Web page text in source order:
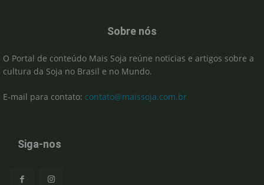
Sobre nós
O Portal de conteúdo Mais Soja reúne noticias e artigos sobre a
cultura da Soja no Brasil e no Mundo.
E-mail para contato: contato@maissoja.com.br
Siga-nos